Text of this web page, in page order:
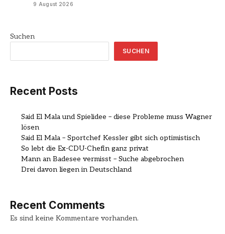
9 August 2026
Suchen
SUCHEN
Recent Posts
Said El Mala und Spielidee – diese Probleme muss Wagner
lösen
Said El Mala – Sportchef Kessler gibt sich optimistisch
So lebt die Ex-CDU-Chefin ganz privat
Mann an Badesee vermisst – Suche abgebrochen
Drei davon liegen in Deutschland
Recent Comments
Es sind keine Kommentare vorhanden.